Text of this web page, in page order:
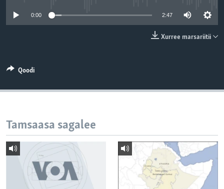
0:00 2:47
Xurree marsariitii
Qoodi
Tamsaasa sagalee